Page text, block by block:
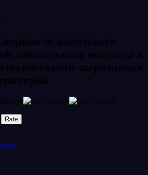
психического
дошкольного возраста в
загрязнения